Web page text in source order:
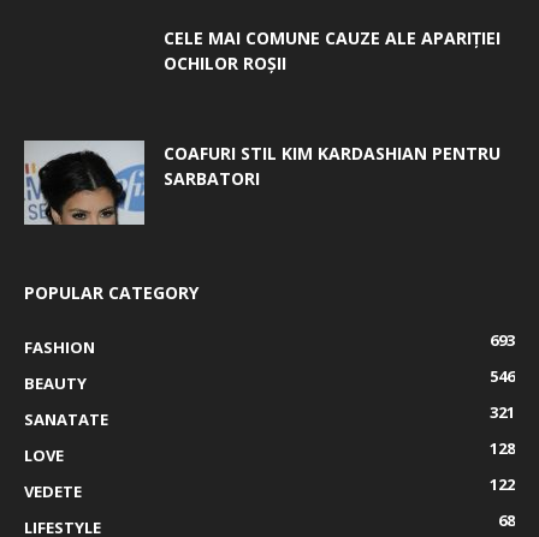
CELE MAI COMUNE CAUZE ALE APARIȚIEI
OCHILOR ROȘII
COAFURI STIL KIM KARDASHIAN PENTRU
SARBATORI
POPULAR CATEGORY
FASHION
693
BEAUTY
546
SANATATE
321
LOVE
128
VEDETE
122
LIFESTYLE
68